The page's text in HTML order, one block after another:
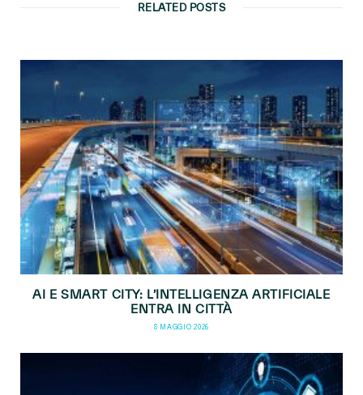
RELATED POSTS
AI E SMART CITY: L’INTELLIGENZA ARTIFICIALE
ENTRA IN CITTÀ
8 MAGGIO 2026